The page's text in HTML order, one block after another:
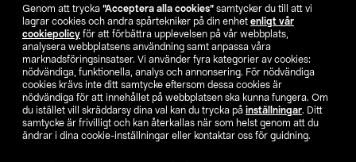
Genom att trycka ”Acceptera alla cookies” samtycker du till att vi
lagrar cookies och andra spårtekniker på din enhet enligt vår
cookiepolicy för att förbättra upplevelsen på vår webbplats,
analysera webbplatsens användning samt anpassa våra
marknadsföringsinsatser. Vi använder fyra kategorier av cookies:
nödvändiga, funktionella, analys och annonsering. För nödvändiga
cookies krävs inte ditt samtycke eftersom dessa cookies är
nödvändiga för att innehållet på webbplatsen ska kunna fungera. Om
du istället vill skräddarsy dina val kan du trycka på inställningar. Ditt
samtycke är frivilligt och kan återkallas när som helst genom att du
ändrar i dina cookie-inställningar eller kontaktar oss för guidning.
Våra bolag
Hitta butik
SE NO FI